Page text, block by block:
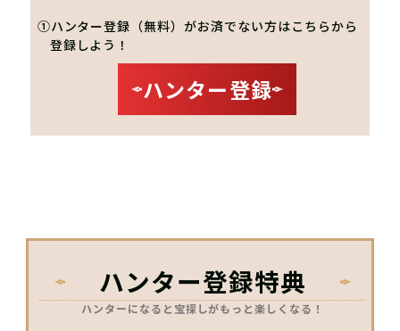
①ハンター登録（無料）がお済でない方はこちらから
登録しよう！
ハンター登録
ハンター登録特典
ハンターになると宝探しがもっと楽しくなる！